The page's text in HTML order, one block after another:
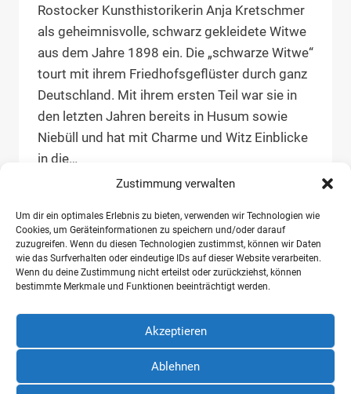
Zustimmung verwalten
Um dir ein optimales Erlebnis zu bieten, verwenden wir Technologien wie
Cookies, um Geräteinformationen zu speichern und/oder darauf
zuzugreifen. Wenn du diesen Technologien zustimmst, können wir Daten
wie das Surfverhalten oder eindeutige IDs auf dieser Website verarbeiten.
Wenn du deine Zustimmung nicht erteilst oder zurückziehst, können
bestimmte Merkmale und Funktionen beeinträchtigt werden.
Akzeptieren
Ablehnen
Rostocker Kunsthistorikerin Anja Kretschmer
als geheimnisvolle, schwarz gekleidete Witwe
aus dem Jahre 1898 ein. Die „schwarze Witwe“
tourt mit ihrem Friedhofsgeflüster durch ganz
Deutschland. Mit ihrem ersten Teil war sie in
den letzten Jahren bereits in Husum sowie
Niebüll und hat mit Charme und Witz Einblicke
in die…
“FRIEDHOFSGEFLÜSTER”
MIT
DER
SCHWARZEN
WITWE
Ev.-Luth. Nordfriesisches Friedhofswerk
Husumer Str. 39 c-d
Impressum Datenschutz Barrierefreiheitserklärung